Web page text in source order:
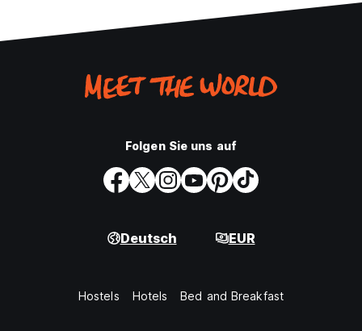
Folgen Sie uns auf
Deutsch EUR
Hostels Hotels Bed and Breakfast